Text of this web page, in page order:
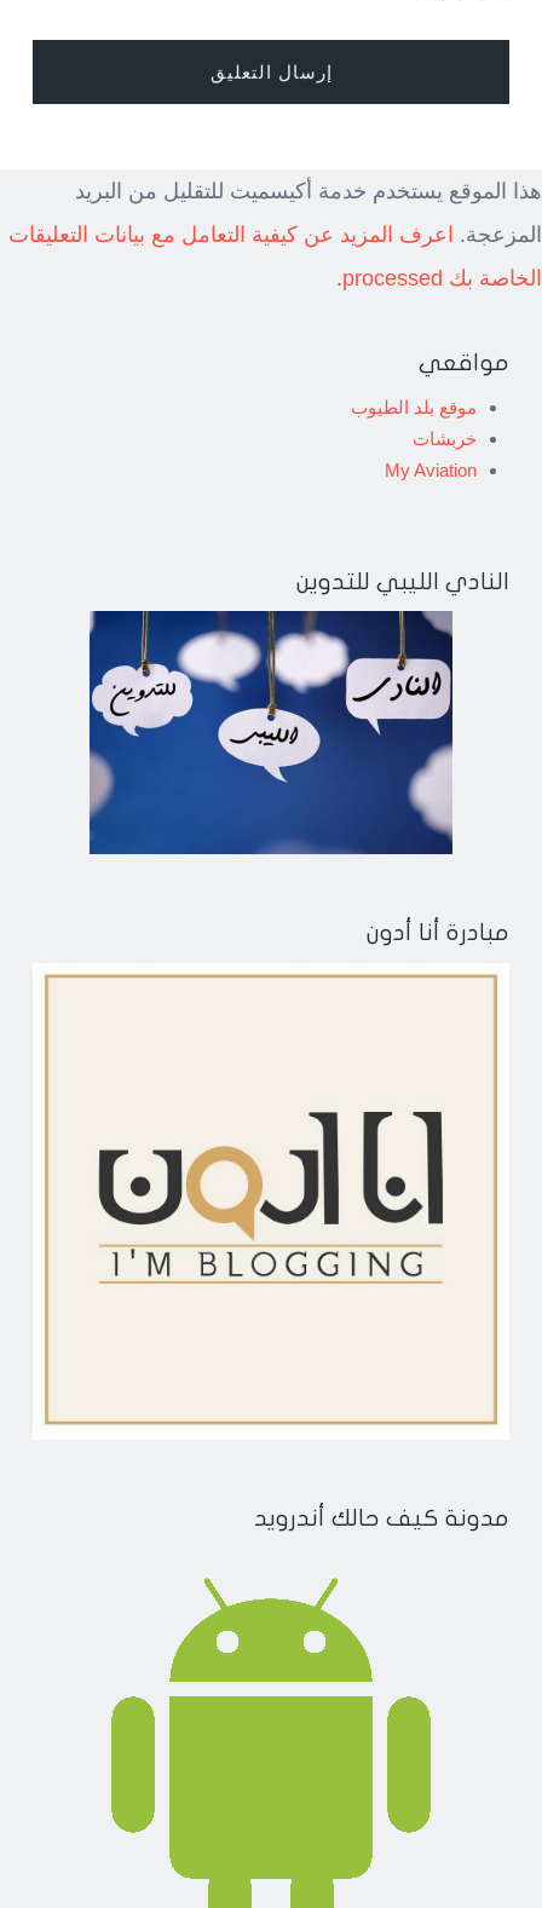
هذا الموقع يستخدم خدمة أكيسميت للتقليل من البريد
المزعجة.
اعرف المزيد عن كيفية التعامل مع بيانات التعليقات
الخاصة بك processed
.
مواقعي
موقع بلد الطيوب
خربشات
My Aviation
النادي الليبي للتدوين
مبادرة أنا أدون
مدونة كيف حالك أندرويد